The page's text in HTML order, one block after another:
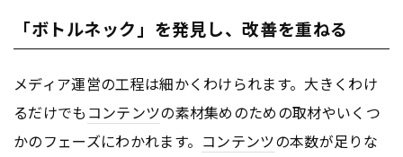
「ボトルネック」を発見し、改善を重ねる
メディア運営の工程は細かくわけられます。大きくわけ
るだけでも コンテンツの素材集めのための取材やいくつ
かのフェーズにわかれます。 コンテンツの本数が足りな